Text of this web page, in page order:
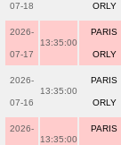
07-18 ORLY
2026-
07-17
13:35:00
PARIS
ORLY
2026-
07-16
13:35:00
PARIS
ORLY
2026-
13:35:00
PARIS